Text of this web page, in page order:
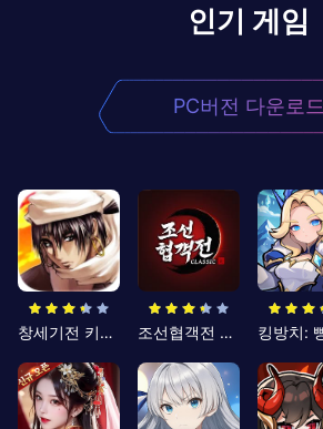
인기 게임
PC버전 다운로드
창세기전 키우기 조선협객전 클래식